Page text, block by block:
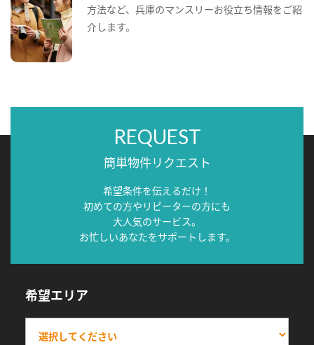
方法など、兵庫のマンスリーお役立ち情報をご紹
介します。
REQUEST
簡単物件リクエスト
希望条件を伝えるだけ！
初めての方やリピーターの方にも
大人気のサービス。
お忙しいあなたをサポートします。
希望エリア